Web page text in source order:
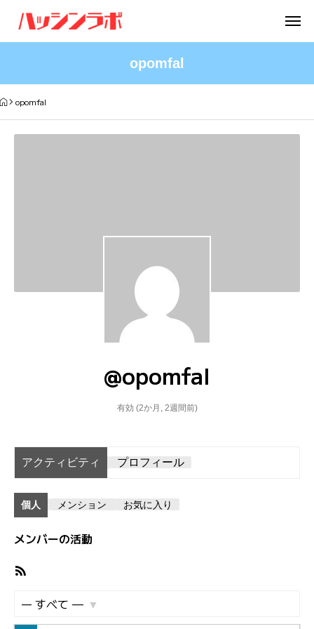
opomfal
opomfal
@opomfal
有効 (2か月, 2週間前)
アクティビティ プロフィール
個人 メンション お気に入り
メンバーの活動
S
表